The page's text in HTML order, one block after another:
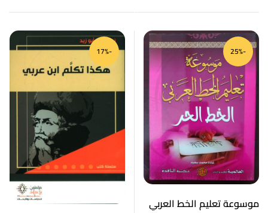
-25%
موسوعة تعليم الخط العربي
-17%